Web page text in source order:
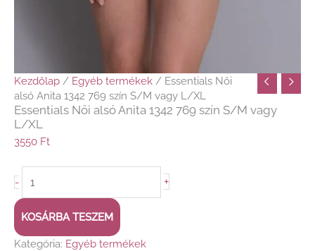
Kezdőlap / Egyéb termékek / Essentials Női
alsó Anita 1342 769 szín S/M vagy L/XL
Essentials Női alsó Anita 1342 769 szín S/M vagy
L/XL
3550 Ft
- +
KOSÁRBA TESZEM
Kategória: Egyéb termékek